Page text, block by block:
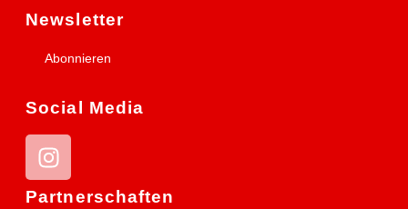
Newsletter
Abonnieren
Social Media
Partnerschaften